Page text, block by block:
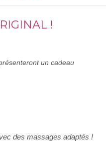
!
un cadeau
des massages adaptés !